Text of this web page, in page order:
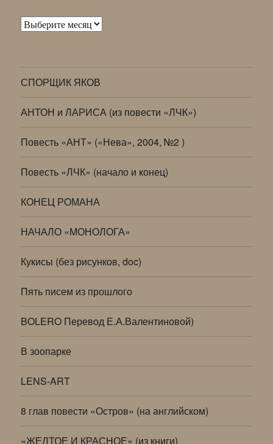
Архивы
СПОРЩИК ЯКОВ
АНТОН и ЛАРИСА (из повести «ЛЧК»)
Повесть «АНТ» («Нева», 2004, №2 )
Повесть «ЛЧК» (начало и конец)
КОНЕЦ РОМАНА
НАЧАЛО «МОНОЛОГА»
Кукисы (без рисунков, doc)
Пять писем из прошлого
BOLERO Перевод Е.А.Валентиновой)
В зоопарке
LENS-ART
8 глав повести «Остров» (на английском)
«ЖЕЛТОЕ И КРАСНОЕ» (из книги)